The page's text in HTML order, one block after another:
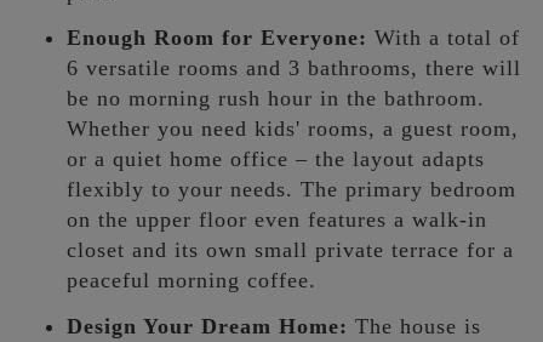
Enough Room for Everyone: With a total of
6 versatile rooms and 3 bathrooms, there will
be no morning rush hour in the bathroom.
Whether you need kids' rooms, a guest room,
or a quiet home office – the layout adapts
flexibly to your needs. The primary bedroom
on the upper floor even features a walk-in
closet and its own small private terrace for a
peaceful morning coffee.
Design Your Dream Home: The house is